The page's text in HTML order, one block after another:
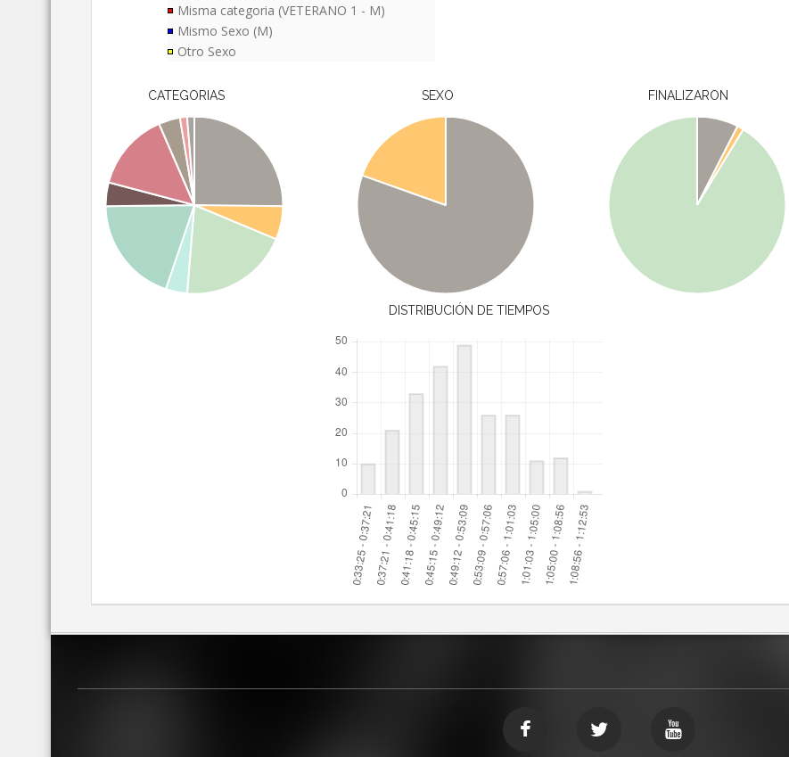
Misma categoria (VETERANO 1 - M)
Mismo Sexo (M)
Otro Sexo
CATEGORIAS SEXO FINALIZARON
DISTRIBUCIÓN DE TIEMPOS